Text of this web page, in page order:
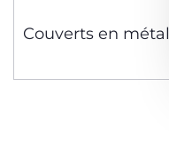
Couverts en métal